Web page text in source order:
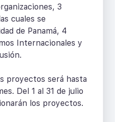
3
cuales se
de Panamá, 4
Internacionales y
proyectos será hasta
Del 1 al 31 de julio
los proyectos.